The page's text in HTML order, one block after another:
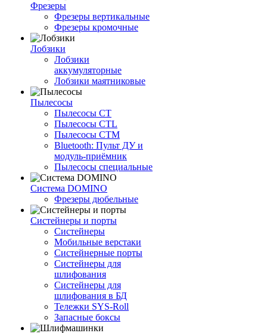
Фрезеры
Фрезеры вертикальные
Фрезеры кромочные
Лобзики
Лобзики
аккумуляторные
Лобзики маятниковые
Пылесосы
Пылесосы CT
Пылесосы CTL
Пылесосы CTM
Bluetooth: Пульт ДУ и
модуль-приёмник
Пылесосы специальные
Система DOMINO
Фрезеры дюбельные
Систейнеры и порты
Систейнеры
Мобильные верстаки
Систейнерные порты
Систейнеры для
шлифования
Систейнеры для
шлифования в БД
Тележки SYS-Roll
Запасные боксы